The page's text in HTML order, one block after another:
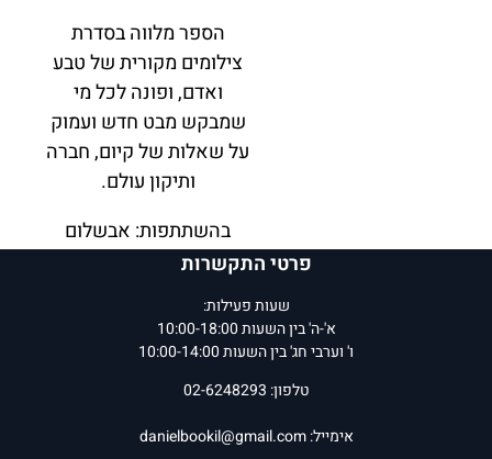
הספר מלווה בסדרת
צילומים מקורית של טבע
ואדם, ופונה לכל מי
שמבקש מבט חדש ועמוק
על שאלות של קיום, חברה
ותיקון עולם.
בהשתתפות: אבשלום
בן-צבי, אהוד פירר, אודי
שמיר, איתן בולוקן, אלחנן
לואיס, גרא טוביה, יעל אילן,
יעקב פרידלנד, מוקי צור,
עינת רמון, ערן שוורצפוקס,
פרטי התקשרות
שעות פעילות:
א'-ה' בין השעות 10:00-18:00
ו' וערבי חג' בין השעות 10:00-14:00
טלפון: 02-6248293
אימייל:danielbookil@gmail.com